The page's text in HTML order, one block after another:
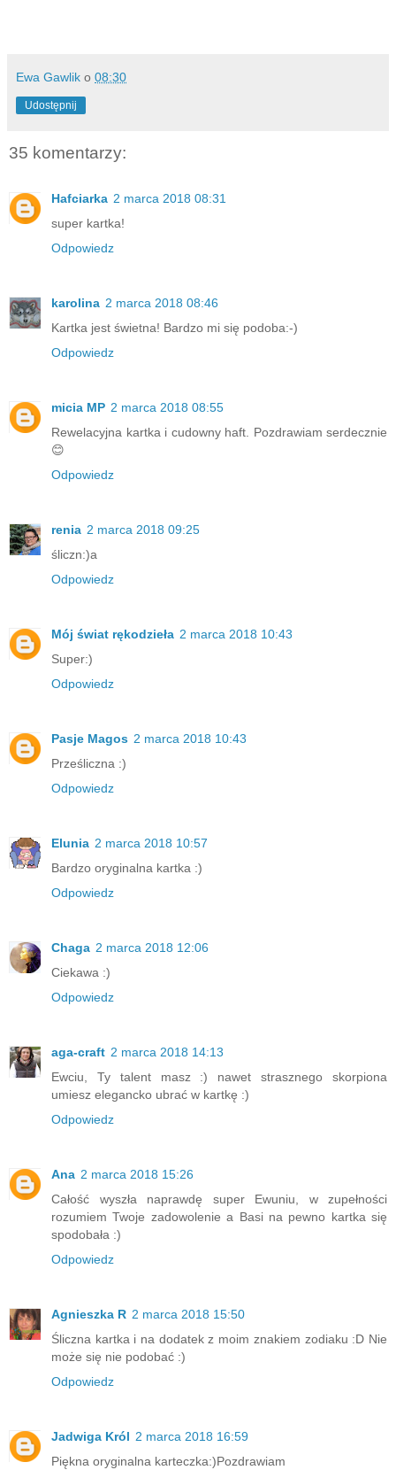
Ewa Gawlik o 08:30
Udostępnij
35 komentarzy:
Hafciarka 2 marca 2018 08:31
super kartka!
Odpowiedz
karolina 2 marca 2018 08:46
Kartka jest świetna! Bardzo mi się podoba:-)
Odpowiedz
micia MP 2 marca 2018 08:55
Rewelacyjna kartka i cudowny haft. Pozdrawiam serdecznie
😊
Odpowiedz
renia 2 marca 2018 09:25
śliczn:)a
Odpowiedz
Mój świat rękodzieła 2 marca 2018 10:43
Super:)
Odpowiedz
Pasje Magos 2 marca 2018 10:43
Prześliczna :)
Odpowiedz
Elunia 2 marca 2018 10:57
Bardzo oryginalna kartka :)
Odpowiedz
Chaga 2 marca 2018 12:06
Ciekawa :)
Odpowiedz
aga-craft 2 marca 2018 14:13
Ewciu, Ty talent masz :) nawet strasznego skorpiona
umiesz elegancko ubrać w kartkę :)
Odpowiedz
Ana 2 marca 2018 15:26
Całość wyszła naprawdę super Ewuniu, w zupełności
rozumiem Twoje zadowolenie a Basi na pewno kartka się
spodobała :)
Odpowiedz
Agnieszka R 2 marca 2018 15:50
Śliczna kartka i na dodatek z moim znakiem zodiaku :D Nie
może się nie podobać :)
Odpowiedz
Jadwiga Król 2 marca 2018 16:59
Piękna oryginalna karteczka:)Pozdrawiam